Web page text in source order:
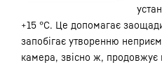
+15 °C. Це допомагає
запобігає утворенню
камера, звісно ж, продовжує